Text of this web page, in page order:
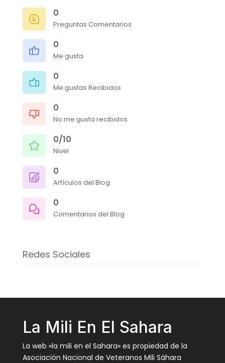
0
Preguntas Comentarios
0
Me gusta
0
Me gustas Recibidos
0
No me gusta recibidos
0/10
Nivel
0
Artículos del Blog
0
Comentarios del Blog
Redes Sociales
La Mili En El Sahara
La web «la mili en el Sahara» es propiedad de la
Asociación Nacional de Veteranos Mili Sáhara